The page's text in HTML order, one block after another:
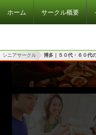
ホーム サークル概要
シニアサークル 博多｜５０代・６０代